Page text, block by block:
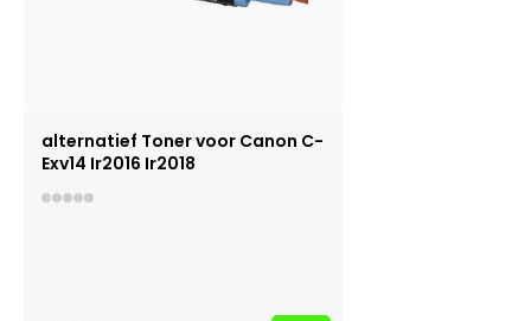
alternatief Toner voor Canon C-
Exv14 Ir2016 Ir2018